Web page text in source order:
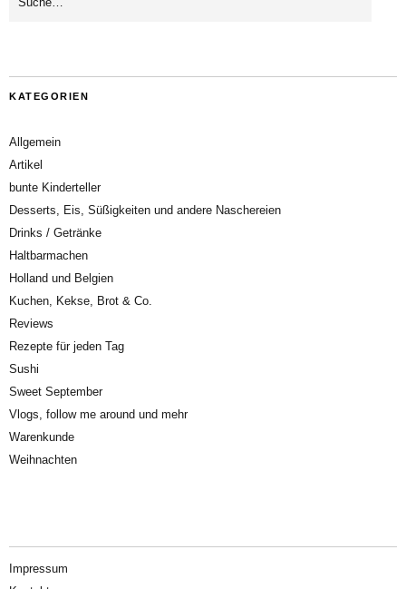
KATEGORIEN
Allgemein
Artikel
bunte Kinderteller
Desserts, Eis, Süßigkeiten und andere Naschereien
Drinks / Getränke
Haltbarmachen
Holland und Belgien
Kuchen, Kekse, Brot & Co.
Reviews
Rezepte für jeden Tag
Sushi
Sweet September
Vlogs, follow me around und mehr
Warenkunde
Weihnachten
Impressum